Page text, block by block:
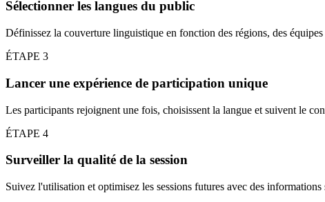
Sélectionner les langues du public
Définissez la couverture linguistique en fonction des régions, des
ÉTAPE 3
Lancer une expérience de participation unique
Les participants rejoignent une fois, choisissent la langue et suivent le
ÉTAPE 4
Surveiller la qualité de la session
Suivez l'utilisation et optimisez les sessions futures avec des